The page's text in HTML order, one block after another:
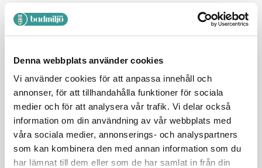
Denna webbplats använder cookies
Vi använder cookies för att anpassa innehåll och
annonser, för att tillhandahålla funktioner för sociala
medier och för att analysera vår trafik. Vi delar också
information om din användning av vår webbplats med
våra sociala medier, annonserings- och analyspartners
som kan kombinera den med annan information som du
har lämnat till dem eller som de har samlat in från din
priser. Svensk design, tillverkad i Italien, en kombination som
Lägg till i varukorg
BESKRIVNING